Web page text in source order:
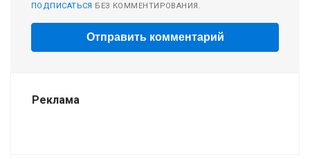
ПОДПИСАТЬСЯ БЕЗ КОММЕНТИРОВАНИЯ.
Реклама